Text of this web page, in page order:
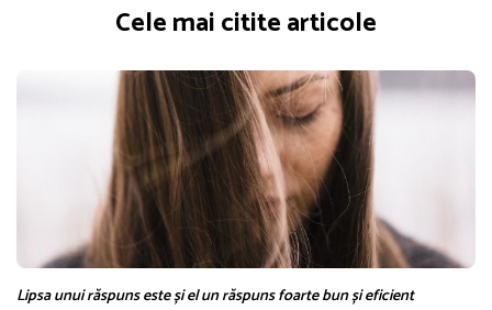
Cele mai citite articole
Lipsa unui răspuns este și el un răspuns foarte bun și eficient